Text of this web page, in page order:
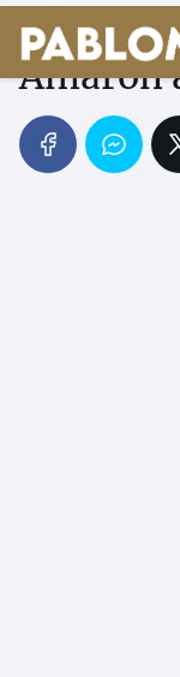
Musas
Amaron